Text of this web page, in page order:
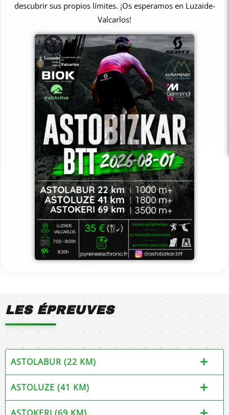
descubrir sus propios límites. ¡Os esperamos en Luzaide-
Valcarlos!
LES ÉPREUVES
ASTOLABUR (22 KM)
ASTOLUZE (41 KM)